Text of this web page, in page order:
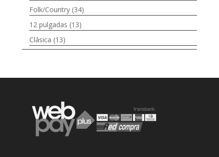
Folk/Country (34)
12 pulgadas (13)
Clásica (13)